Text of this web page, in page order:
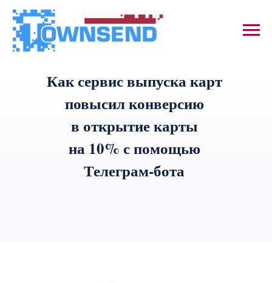
Как сервис выпуска карт
повысил конверсию
в открытие карты
на 10% с помощью
Телеграм-бота